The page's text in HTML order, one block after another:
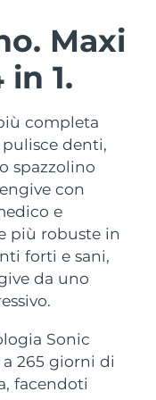
Maxi
in 1.
completa
denti,
spazzolino
con
e
più robuste in
forti e sani,
da uno
Sonic
265 giorni di
facendoti
the-go
device
light therapy
orale
toothbrush
FAQ™
LED
stimata 10/08/2026
stimata
stimata 16/08/2026
stimata
stimata 15/08/2026
stimata
stimata14/08/2026
stimata14/08/2026